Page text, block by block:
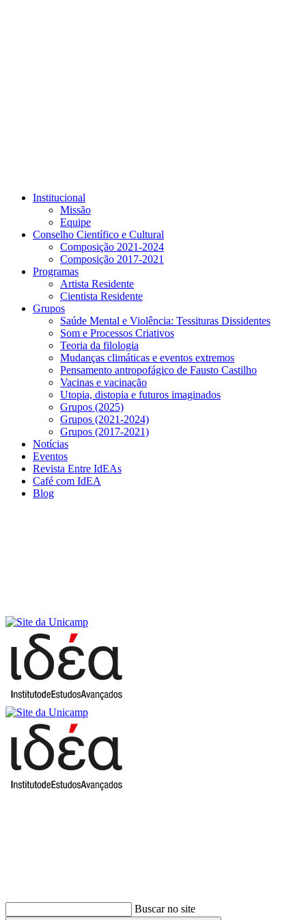
Institucional
Missão
Equipe
Conselho Científico e Cultural
Composição 2021-2024
Composição 2017-2021
Programas
Artista Residente
Cientista Residente
Grupos
Saúde Mental e Violência: Tessituras Dissidentes
Som e Processos Criativos
Teoria da filologia
Mudanças climáticas e eventos extremos
Pensamento antropofágico de Fausto Castilho
Vacinas e vacinação
Utopia, distopia e futuros imaginados
Grupos (2025)
Grupos (2021-2024)
Grupos (2017-2021)
Notícias
Eventos
Revista Entre IdEAs
Café com IdEA
Blog
Buscar no site